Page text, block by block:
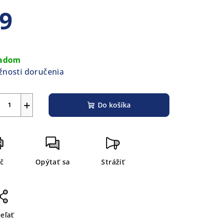
doručenia
+ Do košíka
Opýtať sa Strážiť